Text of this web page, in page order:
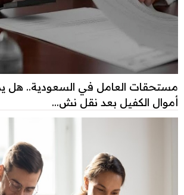
مستحقات العامل في السعودية.. هل
أموال الكفيل بعد نقل نش...